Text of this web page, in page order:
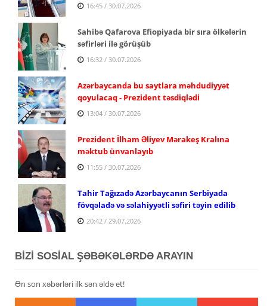
16:45 / 30.07.2026
Sahibə Qafarova Efiopiyada bir sıra ölkələrin
səfirləri ilə görüşüb
16:32 / 30.07.2026
Azərbaycanda bu saytlara məhdudiyyət
qoyulacaq - Prezident təsdiqlədi
13:04 / 30.07.2026
Prezident İlham Əliyev Mərakeş Kralına
məktub ünvanlayıb
11:55 / 30.07.2026
Tahir Tağızadə Azərbaycanın Serbiyada
fövqəladə və səlahiyyətli səfiri təyin edilib
20:42 / 29.07.2026
BİZİ SOSİAL ŞƏBƏKƏLƏRDƏ ARAYIN
Ən son xəbərləri ilk sən əldə et!